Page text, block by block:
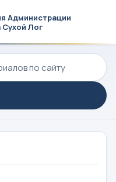
Администрации
Сухой Лог